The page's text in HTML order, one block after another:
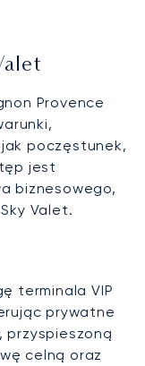
Provence
poczęstunek,
jest
biznesowego,
Valet.
terminala VIP
prywatne
przyspieszoną
celną oraz